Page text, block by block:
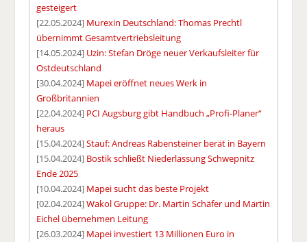
gesteigert
[22.05.2024] Murexin Deutschland: Thomas Prechtl
übernimmt Gesamtvertriebsleitung
[14.05.2024] Uzin: Stefan Dröge neuer Verkaufsleiter für
Ostdeutschland
[30.04.2024] Mapei eröffnet neues Werk in
Großbritannien
[22.04.2024] PCI Augsburg gibt Handbuch „Profi-Planer“
heraus
[15.04.2024]Stauf: Andreas Rabensteiner berät in Bayern
[15.04.2024] Bostik schließt Niederlassung Schwepnitz
Ende 2025
[10.04.2024] Mapei sucht das beste Projekt
[02.04.2024]Wakol Gruppe: Dr. Martin Schäfer und Martin
Eichel übernehmen Leitung
[26.03.2024] Mapei investiert 13 Millionen Euro in